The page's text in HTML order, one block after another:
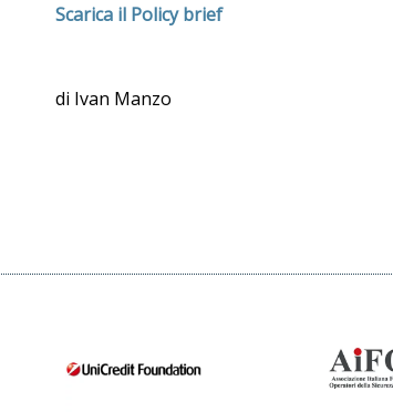
Scarica il Policy brief
di Ivan Manzo